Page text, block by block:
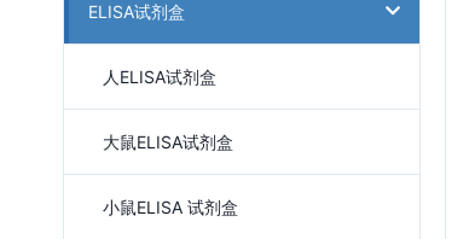
ELISA试剂盒
人ELISA试剂盒
大鼠ELISA试剂盒
小鼠ELISA 试剂盒